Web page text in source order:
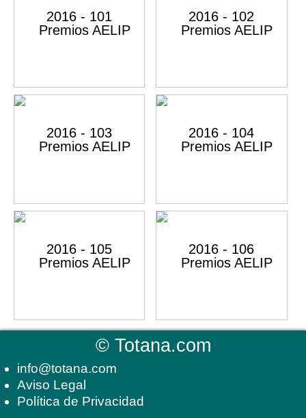
©Totana.com
info@totana.com
Aviso Legal
Política de Privacidad